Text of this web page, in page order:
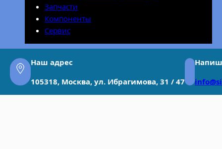
Запчасти
Компоненты
Сервис
Наш адрес
105318, Москва, ул. Ибрагимова, 31 / 47